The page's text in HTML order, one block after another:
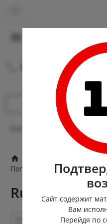
Сайт содержит
Вам
Перейдя по
8 (980) 222-88-55
Оплата и
Попперсы для фистинга
Rush
Информация о товаре